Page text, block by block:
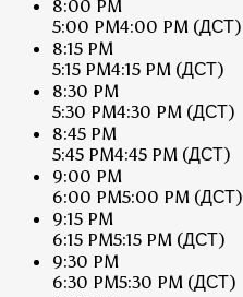
8:00 PM
5:00 PM4:00 PM (ДСТ)
8:15 PM
5:15 PM4:15 PM (ДСТ)
8:30 PM
5:30 PM4:30 PM (ДСТ)
8:45 PM
5:45 PM4:45 PM (ДСТ)
9:00 PM
6:00 PM5:00 PM (ДСТ)
9:15 PM
6:15 PM5:15 PM (ДСТ)
9:30 PM
6:30 PM5:30 PM (ДСТ)